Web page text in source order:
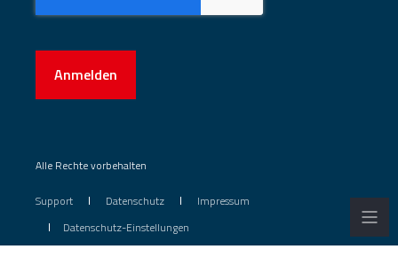
Anmelden
Alle Rechte vorbehalten
Support Datenschutz
Impressum
Datenschutz-Einstellungen